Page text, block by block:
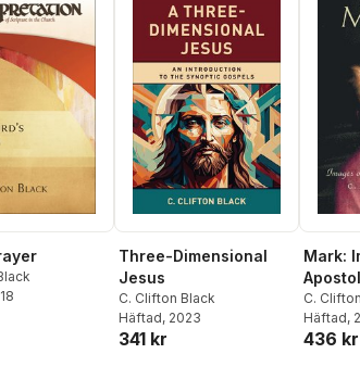
Three-Dimensional
Jesus
C. Clifton Black
Häftad, 2023
341 kr
Mark:
C.
Häftad,
436 kr